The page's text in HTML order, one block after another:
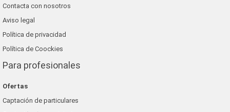
Contacta con nosotros
Aviso legal
Política de privacidad
Política de Coockies
Para profesionales
Ofertas
Captación de particulares